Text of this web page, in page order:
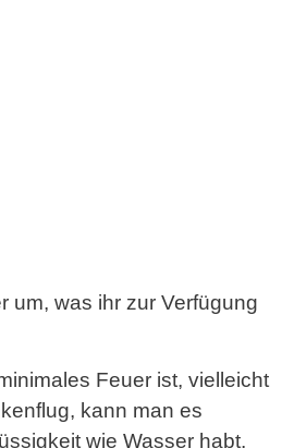
um, was ihr zur Verfügung
Feuer ist, vielleicht
kann man es
wie Wasser habt,